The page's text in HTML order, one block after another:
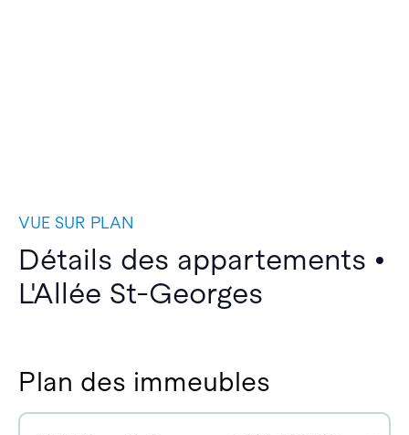
VUE SUR PLAN
Détails des appartements •
L'Allée St-Georges
Plan des immeubles